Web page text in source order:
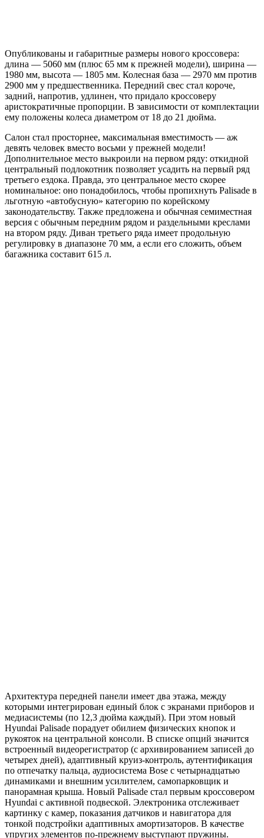
Опубликованы и габаритные размеры нового кроссовера:
длина — 5060 мм (плюс 65 мм к прежней модели), ширина —
1980 мм, высота — 1805 мм. Колесная база — 2970 мм против
2900 мм у предшественника. Передний свес стал короче,
задний, напротив, удлинен, что придало кроссоверу
аристократичные пропорции. В зависимости от комплектации
ему положены колеса диаметром от 18 до 21 дюйма.
Салон стал просторнее, максимальная вместимость — аж
девять человек вместо восьми у прежней модели!
Дополнительное место выкроили на первом ряду: откидной
центральный подлокотник позволяет усадить на первый ряд
третьего ездока. Правда, это центральное место скорее
номинальное: оно понадобилось, чтобы пропихнуть Palisade в
льготную «автобусную» категорию по корейскому
законодательству. Также предложена и обычная семиместная
версия с обычным передним рядом и раздельными креслами
на втором ряду. Диван третьего ряда имеет продольную
регулировку в диапазоне 70 мм, а если его сложить, объем
багажника составит 615 л.
Архитектура передней панели имеет два этажа, между
которыми интегрирован единый блок с экранами приборов и
медиасистемы (по 12,3 дюйма каждый). При этом новый
Hyundai Palisade порадует обилием физических кнопок и
рукояток на центральной консоли. В списке опций значится
встроенный видеорегистратор (с архивированием записей до
четырех дней), адаптивный круиз-контроль, аутентификация
по отпечатку пальца, аудиосистема Bose с четырнадцатью
динамиками и внешним усилителем, самопарковщик и
панорамная крыша. Новый Palisade стал первым кроссовером
Hyundai с активной подвеской. Электроника отслеживает
картинку с камер, показания датчиков и навигатора для
тонкой подстройки адаптивных амортизаторов. В качестве
упругих элементов по-прежнему выступают пружины.